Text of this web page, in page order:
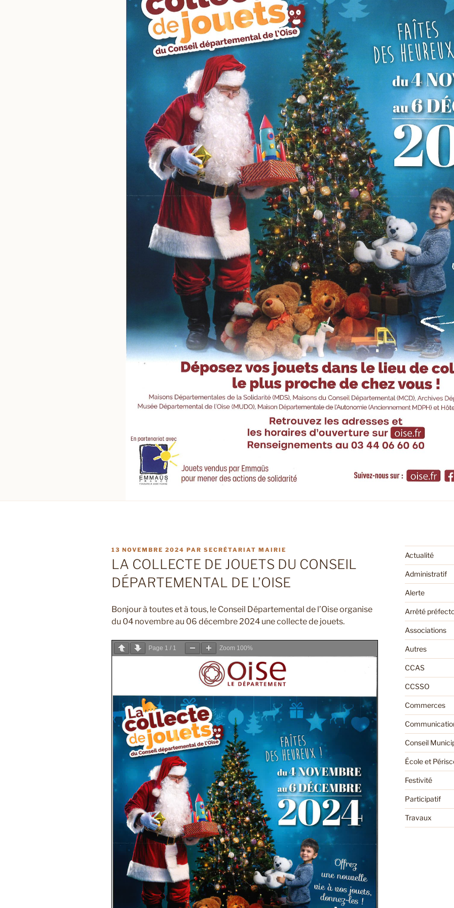
PUBLIÉ
LE
13 NOVEMBRE 2024 PAR SECRÉTARIAT MAIRIE
LA COLLECTE DE JOUETS DU CONSEIL
DÉPARTEMENTAL DE L’OISE
Bonjour à toutes et à tous, le Conseil Départemental de l’Oise organise
du 04 novembre au 06 décembre 2024 une collecte de jouets.
Page 1 / 1 Zoom 100%
Actualité
Administratif
Alerte
Arrêté
Associations
Autres
CCAS
CCSSO
Commerces
Conseil
École et
Festivité
Participatif
Travaux